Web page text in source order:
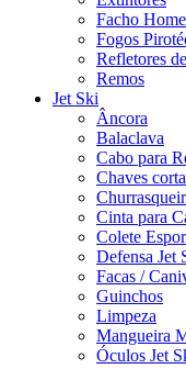
Facho
Fogos
Refletores
Remos
Jet Ski
Âncora
Balaclava
Cabo para
Chaves
Cinta para
Colete
Defensa Jet
Facas /
Guinchos
Limpeza
Mangueira
Óculos Jet